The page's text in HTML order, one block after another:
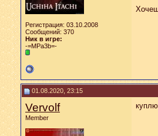
Регистрация: 03.10.2008
Сообщений: 370
Ник в игре:
-=MPa3b=-
01.08.2020, 23:15
Vervolf
Member